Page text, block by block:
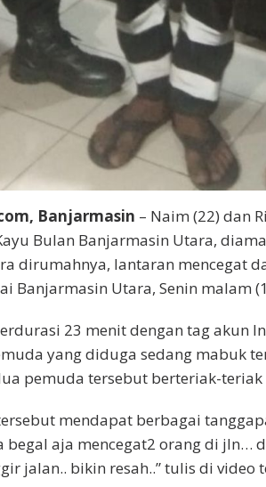
Banjarmasin – Naim (22) dan
Bulan Banjarmasin Utara,
dirumahnya, lantaran mencegat
Banjarmasin Utara, Senin malam
23 menit dengan tag akun
yang diduga sedang mabuk
pemuda tersebut berteriak-
mendapat berbagai
begal aja mencegat2 orang di jln…
jalan.. bikin resah..” tulis di video